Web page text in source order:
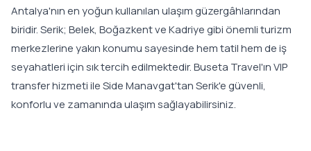
Antalya'nın en yoğun kullanılan ulaşım güzergâhlarından
biridir. Serik; Belek, Boğazkent ve Kadriye gibi önemli turizm
merkezlerine yakın konumu sayesinde hem tatil hem de iş
seyahatleri için sık tercih edilmektedir. Buseta Travel'ın VIP
transfer hizmeti ile Side Manavgat'tan Serik'e güvenli,
konforlu ve zamanında ulaşım sağlayabilirsiniz.